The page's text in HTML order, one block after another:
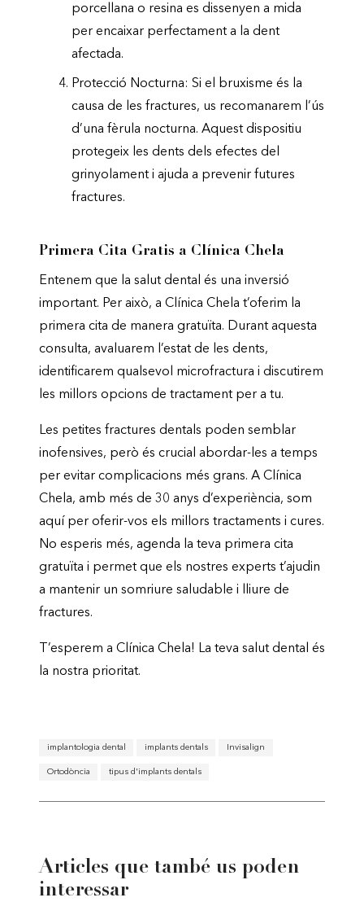
porcellana o resina es dissenyen a mida
per encaixar perfectament a la dent
afectada.
Protecció Nocturna: Si el bruxisme és la
causa de les fractures, us recomanarem l’ús
d’una fèrula nocturna. Aquest dispositiu
protegeix les dents dels efectes del
grinyolament i ajuda a prevenir futures
fractures.
Primera Cita Gratis a Clínica Chela
Entenem que la salut dental és una inversió
important. Per això, a Clínica Chela t’oferim la
primera cita de manera gratuïta. Durant aquesta
consulta, avaluarem l’estat de les dents,
identificarem qualsevol microfractura i discutirem
les millors opcions de tractament per a tu.
Les petites fractures dentals poden semblar
inofensives, però és crucial abordar-les a temps
per evitar complicacions més grans. A Clínica
Chela, amb més de 30 anys d’experiència, som
aquí per oferir-vos els millors tractaments i cures.
No esperis més, agenda la teva primera cita
gratuïta i permet que els nostres experts t’ajudin
a mantenir un somriure saludable i lliure de
fractures.
T’esperem a Clínica Chela! La teva salut dental és
la nostra prioritat.
implantologia dental implants dentals Invisalign
Ortodòncia tipus d'implants dentals
Articles que també us poden
interessar